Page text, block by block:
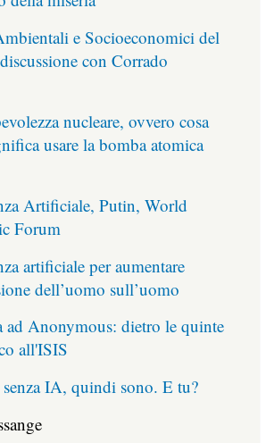
e Socioeconomici del
con Corrado
nucleare, ovvero cosa
usare la bomba atomica
Artificiale, Putin, World
Forum
artificiale per aumentare
dell’uomo sull’uomo
ad Anonymous: dietro le quinte
all'ISIS
IA, quindi sono. E tu?